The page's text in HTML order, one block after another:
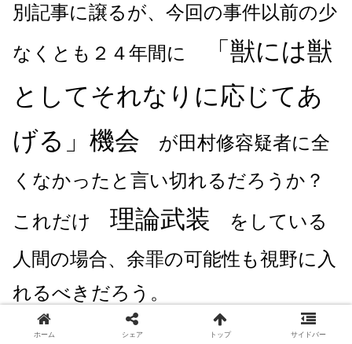
別記事に譲るが、今回の事件以前の少
なくとも２４年間に
「獣には獣
としてそれなりに応じてあ
げる」機会 が田村修容疑者に全
くなかったと言い切れるだろうか？
これだけ 理論武装 をしている
人間の場合、余罪の可能性も視野に入
れるべきだろう。
ホーム シェア トップ サイドバー